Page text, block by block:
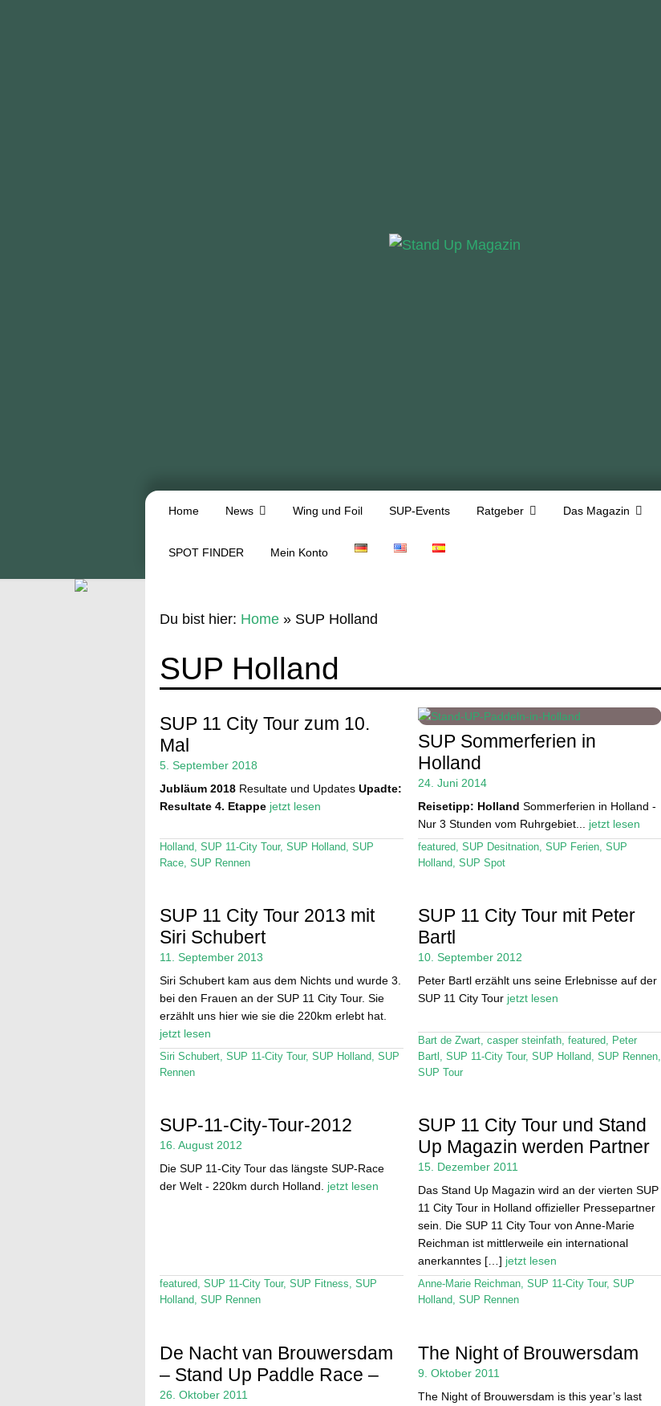
Home News Wing und Foil SUP-Events Ratgeber Das Magazin
SPOT FINDER Mein Konto
Du bist hier: Home» SUP Holland
SUP Holland
SUP 11 City Tour zum 10.
Mal
5. September 2018
Jubläum 2018Resultate und Updates Upadte:
Resultate 4. Etappe jetzt lesen
Holland, SUP 11-City Tour, SUP Holland, SUP
Race, SUP Rennen
SUP Sommerferien in
Holland
24. Juni 2014
Reisetipp: Holland Sommerferien in Holland -
Nur 3 Stunden vom Ruhrgebiet... jetzt lesen
featured, SUP Desitnation, SUP Ferien, SUP
Holland, SUP Spot
SUP 11 City Tour 2013 mit
Siri Schubert
11. September 2013
Siri Schubert kam aus dem Nichts und wurde 3.
bei den Frauen an der SUP 11 City Tour. Sie
erzählt uns hier wie sie die 220km erlebt hat.
jetzt lesen
Siri Schubert, SUP 11-City Tour, SUP Holland, SUP
Rennen
SUP 11 City Tour mit Peter
Bartl
10. September 2012
Peter Bartl erzählt uns seine Erlebnisse auf der
SUP 11 City Tour jetzt lesen
Bart de Zwart, casper steinfath, featured, Peter
Bartl , SUP 11-City Tour, SUP Holland, SUP Rennen,
SUP Tour
SUP-11-City-Tour-2012
16. August 2012
Die SUP 11-City Tour das längste SUP-Race
der Welt - 220km durch Holland. jetzt lesen
featured, SUP 11-City Tour, SUP Fitness, SUP
Holland, SUP Rennen
SUP 11 City Tour und Stand
Up Magazin werden Partner
15. Dezember 2011
Das Stand Up Magazin wird an der vierten SUP
11 City Tour in Holland offizieller Pressepartner
sein. Die SUP 11 City Tour von Anne-Marie
Reichman ist mittlerweile ein international
anerkanntes […] jetzt lesen
Anne-Marie Reichman, SUP 11-City Tour, SUP
Holland, SUP Rennen
De Nacht van Brouwersdam
– Stand Up Paddle Race –
26. Oktober 2011
The Night of Brouwersdam
9. Oktober 2011
The Night of Brouwersdam is this year’s last